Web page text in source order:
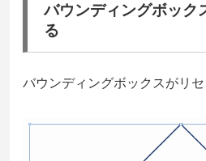
バウンディングボック
る
バウンディングボックスがリセ